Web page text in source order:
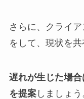
さらに、クライ
をして、現状を共
遅れが生じた場
を提案しましょう